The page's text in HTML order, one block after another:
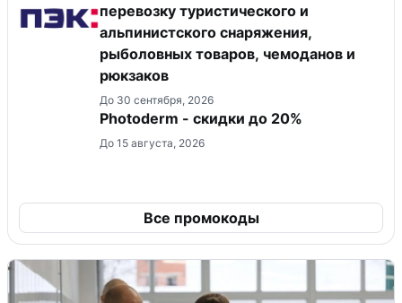
перевозку туристического и
альпинистского снаряжения,
рыболовных товаров, чемоданов и
рюкзаков
До 30 сентября, 2026
Photoderm - скидки до 20%
До 15 августа, 2026
Все промокоды